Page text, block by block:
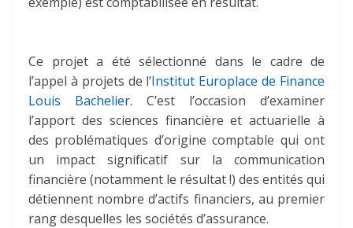
Ce projet a été sélectionné dans le cadre de
l’appel à projets de l’Institut Europlace de Finance
Louis Bachelier. C’est l’occasion d’examiner
l’apport des sciences financière et actuarielle à
des problématiques d’origine comptable qui ont
un impact significatif sur la communication
financière (notamment le résultat !) des entités qui
détiennent nombre d’actifs financiers, au premier
rang desquelles les sociétés d’assurance.